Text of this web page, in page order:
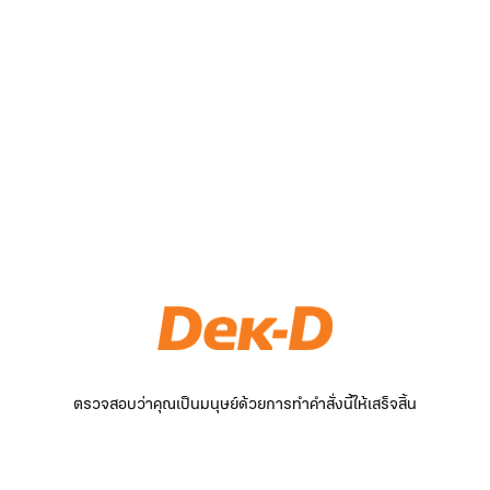
ตรวจสอบว่าคุณเป็นมนุษย์ด้วยการทำคำสั่งนี้ให้เสร็จสิ้น